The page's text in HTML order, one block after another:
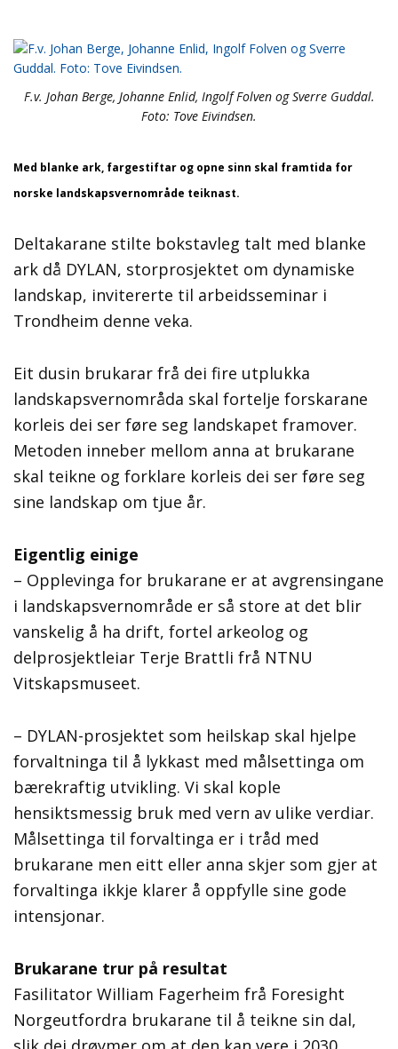
F.v. Johan Berge, Johanne Enlid, Ingolf Folven og Sverre Guddal.
Foto: Tove Eivindsen.
Med blanke ark, fargestiftar og opne sinn skal framtida for
norske landskapsvernområde teiknast.
Deltakarane stilte bokstavleg talt med blanke
ark då DYLAN, storprosjektet om dynamiske
landskap, invitererte til arbeidsseminar i
Trondheim denne veka.
Eit dusin brukarar frå dei fire utplukka
landskapsvernområda skal fortelje forskarane
korleis dei ser føre seg landskapet framover.
Metoden inneber mellom anna at brukarane
skal teikne og forklare korleis dei ser føre seg
sine landskap om tjue år.
Eigentlig einige
– Opplevinga for brukarane er at avgrensingane
i landskapsvernområde er så store at det blir
vanskelig å ha drift, fortel arkeolog og
delprosjektleiar Terje Brattli frå NTNU
Vitskapsmuseet.
– DYLAN-prosjektet som heilskap skal hjelpe
forvaltninga til å lykkast med målsettinga om
bærekraftig utvikling. Vi skal kople
hensiktsmessig bruk med vern av ulike verdiar.
Målsettinga til forvaltinga er i tråd med
brukarane men eitt eller anna skjer som gjer at
forvaltinga ikkje klarer å oppfylle sine gode
intensjonar.
Brukarane trur på resultat
Fasilitator William Fagerheim frå Foresight
Norgeutfordra brukarane til å teikne sin dal,